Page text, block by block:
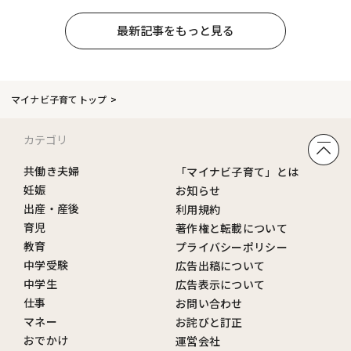
最新記事をもっと見る
マイナビ子育てトップ
カテゴリ
共働き夫婦
妊娠
出産・産後
育児
教育
中学受験
中学生
仕事
マネー
おでかけ
「マイナビ子育て」とは
お知らせ
利用規約
著作権と転載について
プライバシーポリシー
広告出稿について
広告表示について
お問い合わせ
お詫びと訂正
運営会社